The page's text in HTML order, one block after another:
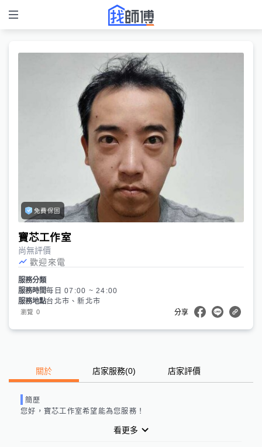
免費保固
寶芯工作室
尚無評價
歡迎來電
服務分類
服務時間每日 07:00 ~ 24:00
服務地點台北市、新北市
瀏覽 0 分享
關於 店家服務(0) 店家評價
簡歷
您好， 寶芯工作室希望能為您服務！
看更多